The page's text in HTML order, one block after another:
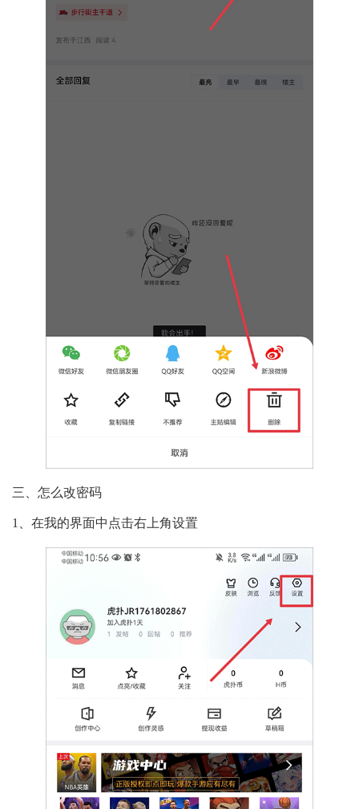
三、怎么改密码
1、在我的界面中点击右上角设置